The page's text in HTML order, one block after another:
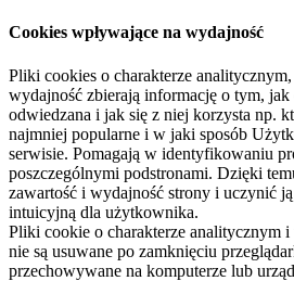
Cookies wpływające na wydajność
Pliki cookies o charakterze
wydajność zbierają informację o tym, jak
odwiedzana i jak się z niej korzysta np.
najmniej popularne i w jaki sposób
serwisie. Pomagają w identyfikowaniu
poszczególnymi podstronami. Dzięki
zawartość i wydajność strony i uczynić
intuicyjną dla użytkownika.
Pliki cookie o charakterze analitycznym
nie są usuwane po zamknięciu
przechowywane na komputerze lub